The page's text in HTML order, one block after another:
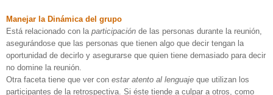
Manejar la Dinámica del grupo
Está relacionado con la participación de las personas durante la reunión,
asegurándose que las personas que tienen algo que decir tengan la
oportunidad de decirlo y asegurarse que quien tiene demasiado para decir
no domine la reunión.
Otra faceta tiene que ver con estar atento al lenguaje que utilizan los
participantes de la retrospectiva. Si éste tiende a culpar a otros, como